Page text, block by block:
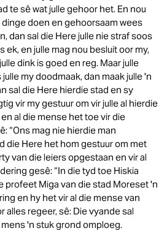
te sê wat julle gehoor het. En nou
doen en gehoorsaam wees
dan sal die Here julle nie straf soos
ek, en julle mag nou besluit oor my,
dink is goed en reg. Maar julle
my doodmaak, dan maak julle 'n
sal die Here hierdie stad en sy
vir my gestuur om vir julle al hierdie
al die mense het toe vir die
“Ons mag nie hierdie man
die Here het hom gestuur om met
van die leiers opgestaan en vir al
gesê: “In die tyd toe Hiskia
profeet Miga van die stad Moreset 'n
en hy het vir al die mense van
alles regeer, sê: Die vyande sal
'n stuk grond omploeg.